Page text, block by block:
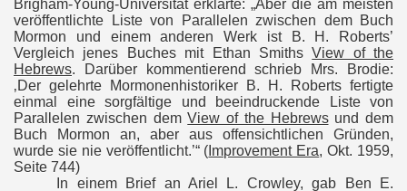
Brigham-Young-Universität erklärte: „Aber die am meisten
veröffentlichte Liste von Parallelen zwischen dem Buch
Mormon und einem anderen Werk ist B. H. Roberts’
Vergleich jenes Buches mit Ethan SmithsView of the
Hebrews. Darüber kommentierend schrieb Mrs. Brodie:
‚Der gelehrte Mormonenhistoriker B. H. Roberts fertigte
einmal eine sorgfältige und beeindruckende Liste von
Parallelen zwischen demView of the Hebrewsund dem
Buch Mormon an, aber aus offensichtlichen Gründen,
wurde sie nie veröffentlicht.’“ ( Improvement Era, Okt. 1959,
Seite 744)
In einem Brief an Ariel L. Crowley, gab Ben E.